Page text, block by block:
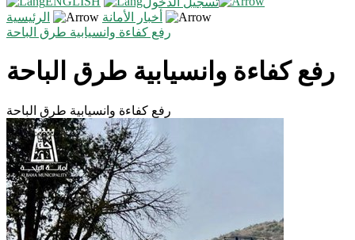
الرئيسية
أخبار الأمانة
رفع كفاءة وانسيابية طرق الباحة
رفع كفاءة وانسيابية طرق الباحة
رفع كفاءة وانسيابية طرق الباحة